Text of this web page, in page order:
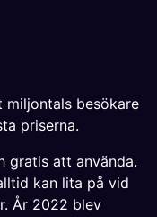
miljontals besökare
priserna.
gratis att använda.
kan lita på vid
År 2022 blev